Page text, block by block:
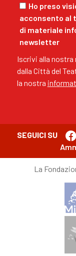
Ho preso
acconsento al
di materiale
newsletter
Iscrivi alla
dalla Città del
la nostra
SEGUICI SU
La